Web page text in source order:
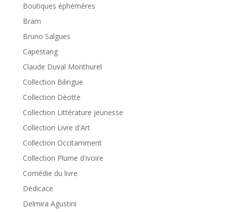
Boutiques éphémères
Bram
Bruno Salgues
Capestang
Claude Duval Monthurel
Collection Bilingue
Collection Déotte
Collection Littérature jeunesse
Collection Livre d'Art
Collection Occitamment
Collection Plume d'ivoire
Comédie du livre
Dédicace
Delmira Agustini